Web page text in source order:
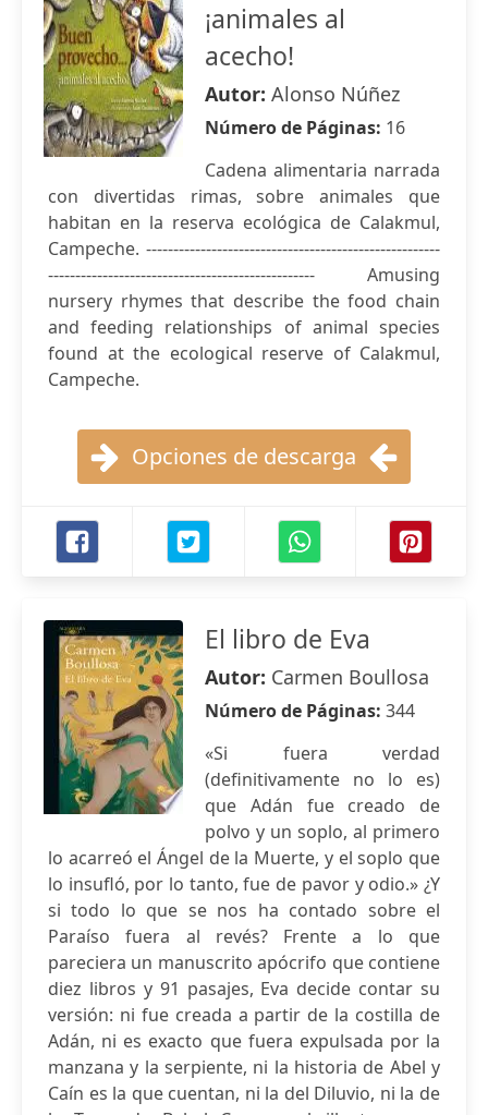
¡animales al
acecho!
Autor: Alonso Núñez
Número de Páginas: 16
Cadena alimentaria narrada
con divertidas rimas, sobre animales que
habitan en la reserva ecológica de Calakmul,
Campeche. ------------------------------------------------------
------------------------------------------------- Amusing
nursery rhymes that describe the food chain
and feeding relationships of animal species
found at the ecological reserve of Calakmul,
Campeche.
Opciones de descarga
El libro de Eva
Autor: Carmen Boullosa
Número de Páginas: 344
«Si fuera verdad
(definitivamente no lo es)
que Adán fue creado de
polvo y un soplo, al primero
lo acarreó el Ángel de la Muerte, y el soplo que
lo insufló, por lo tanto, fue de pavor y odio.» ¿Y
si todo lo que se nos ha contado sobre el
Paraíso fuera al revés? Frente a lo que
pareciera un manuscrito apócrifo que contiene
diez libros y 91 pasajes, Eva decide contar su
versión: ni fue creada a partir de la costilla de
Adán, ni es exacto que fuera expulsada por la
manzana y la serpiente, ni la historia de Abel y
Caín es la que cuentan, ni la del Diluvio, ni la de